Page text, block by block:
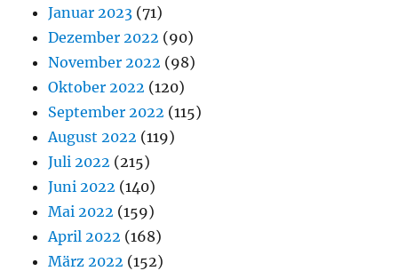
Januar 2023 (71)
Dezember 2022 (90)
November 2022 (98)
Oktober 2022 (120)
September 2022 (115)
August 2022 (119)
Juli 2022 (215)
Juni 2022 (140)
Mai 2022 (159)
April 2022 (168)
März 2022 (152)